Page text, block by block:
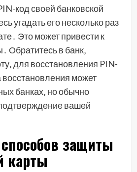
код своей банковской
угадать его несколько раз
Это может привести к
Обратитесь в банк‚
для восстановления PIN-
может
банках‚ но обычно
вашей
защиты
карты